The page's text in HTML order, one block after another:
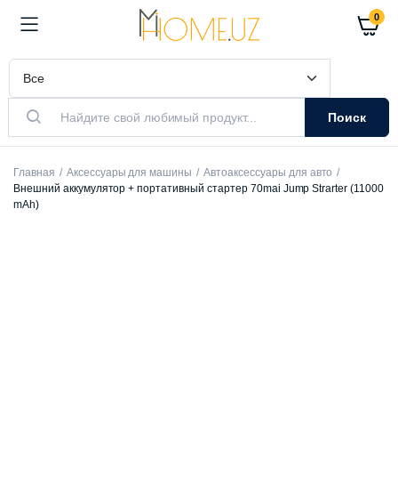
0
Поиск
Главная Аксессуары для машины
Автоаксессуары для авто
Внешний аккумулятор + портативный стартер 70mai Jump Strarter (11000
mAh)